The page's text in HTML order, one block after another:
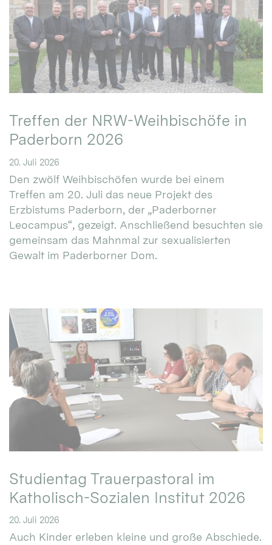
Treffen der NRW-Weihbischöfe in
Paderborn 2026
20. Juli 2026
Den zwölf Weihbischöfen wurde bei einem
Treffen am 20. Juli das neue Projekt des
Erzbistums Paderborn, der „Paderborner
Leocampus“, gezeigt. Anschließend besuchten sie
gemeinsam das Mahnmal zur sexualisierten
Gewalt im Paderborner Dom.
Studientag Trauerpastoral im
Katholisch-Sozialen Institut 2026
20. Juli 2026
Auch Kinder erleben kleine und große Abschiede.